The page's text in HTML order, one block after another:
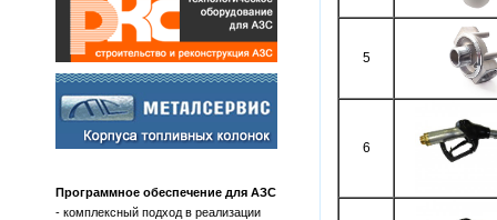
Программное обеспечение для АЗС
- комплексный подход в реализации
5
6